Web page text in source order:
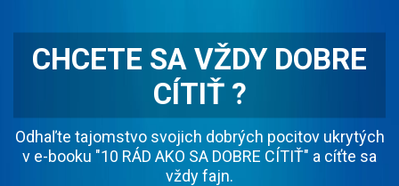
CHCETE SA VŽDY DOBRE
CÍTIŤ ?
Odhaľte tajomstvo svojich dobrých pocitov ukrytých
v e-booku "10 RÁD AKO SA DOBRE CÍTIŤ" a cíťte sa
vždy fajn.